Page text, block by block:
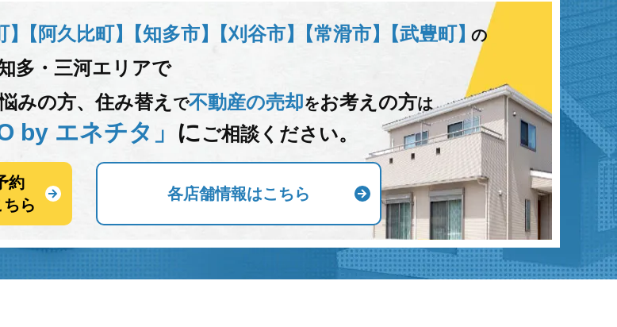
【阿久比町】 【知多市】 【刈谷市】 【常滑市】 【武豊町】の
多・三河エリアで
みの方、住み替え で不動産の売却をお考えの方は
by エネチタ」 にご相談ください。
約
ら
各店舗情報はこちら